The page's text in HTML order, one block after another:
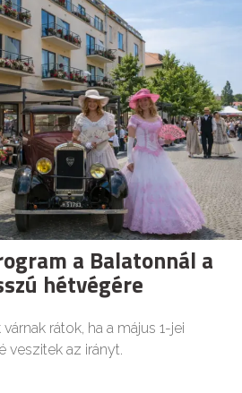
a Balatonnál a
hétvégére
rátok, ha a május 1-jei
veszitek az irányt.